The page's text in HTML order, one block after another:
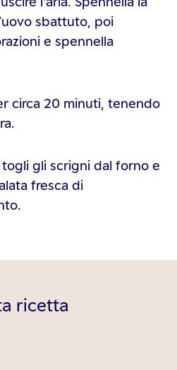
sbattuto, poi
e spennella
circa 20 minuti, tenendo
gli scrigni dal forno e
fresca di
ricetta